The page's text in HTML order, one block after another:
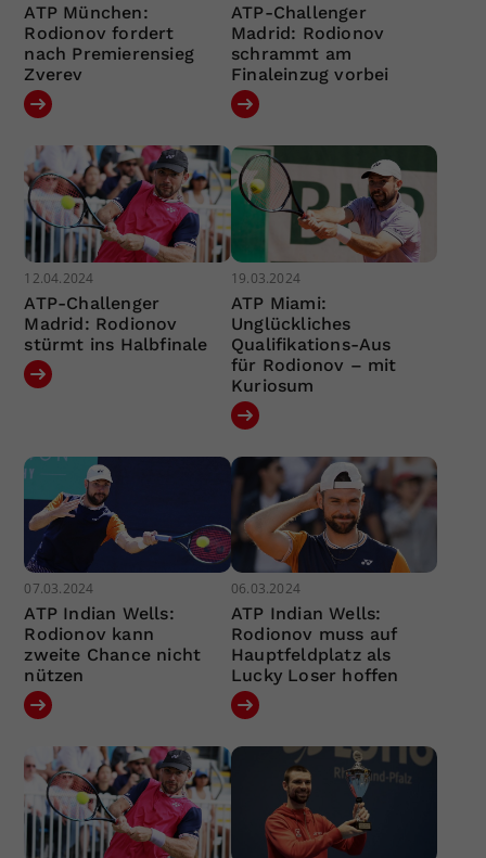
ATP München:
Rodionov fordert
nach Premierensieg
Zverev
ATP-Challenger
Madrid: Rodionov
schrammt am
Finaleinzug vorbei
12.04.2024
ATP-Challenger
Madrid: Rodionov
stürmt ins Halbfinale
19.03.2024
ATP Miami:
Unglückliches
Qualifikations-Aus
für Rodionov – mit
Kuriosum
07.03.2024
ATP Indian Wells:
Rodionov kann
zweite Chance nicht
nützen
06.03.2024
ATP Indian Wells:
Rodionov muss auf
Hauptfeldplatz als
Lucky Loser hoffen